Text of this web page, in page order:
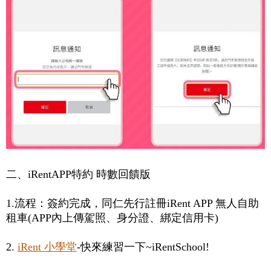
二、iRentAPP特約 時數回饋版
1.流程：簽約完成，同仁先行註冊iRent APP 無人自助
租車(APP內上傳駕照、身分證、綁定信用卡)
2. iRent 小學堂-快來練習一下~iRentSchool!